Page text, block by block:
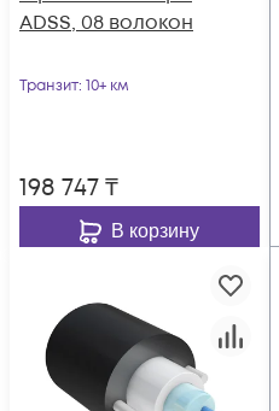
ADSS, 08 волокон
Транзит: 10+ км
198 747₸
В корзину